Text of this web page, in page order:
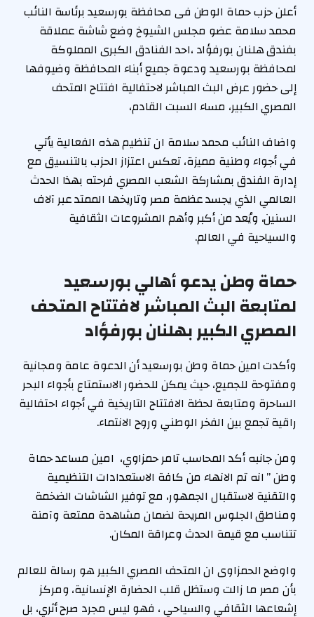
أعلن حزب حماة الوطن فى محافظة بورسعيد برئاسة النائب
محمد سلامة عضو مجلس الشيوخ وضع شاشة عملاقة
بفندق هلنان بورفؤاد ،احد الفنادق الكبرى المملوكة
لمحافظة بورسعيد ودعوة جميع أبناء المحافظة وضيوفها
إلى حضور عرض البث المباشر لاحتفالية افتتاح المتحف
المصري الكبير، مساء السبت القادم،
واضاف النائب محمد سلامة ان تنظيم هذه الفعالية يأتي
في أجواء وطنية مميزة، تعكس اعتزاز الحزب بالتنسيق مع
إدارة الفندق بمشاركة الشعب المصري فرحته بهذا الحدث
العالمي الذي يجسد عظمة مصر وتاريخها الممتد عبر آلاف
السنين، ويُعد من أكبر وأهم المشروعات الثقافية
والسياحية في العالم.
حماة وطن يدعو أهالي بورسعيد
لمتابعة البث المباشر لافتتاح المتحف
المصري الكبير بهلنان بورفؤاد
وأكدت امين حماة وطن بورسعيد أن الدعوة عامة ومجانية
ومفتوحة للجميع، حيث يمكن للحضور الاستمتاع بأجواء البحر
الساحرة ومتابعة لحظة الافتتاح التاريخية في أجواء احتفالية
راقية تجمع بين الفخر الوطني وروح الانتماء.
ومن جانبه أكد المحاسب تامر حمزاوي، امين مساعد حماة
وطن ” انه تم الانهاء من كافة الاستعدادات التنظيمية
والتقنية لاستقبال الجمهور، مع توفير الشاشات الضخمة
ومناطق الجلوس المريحة لضمان مشاهدة ممتعة وآمنة
تتناسب مع قيمة الحدث وعراقة المكان.
واوضح الحمزاوى ان المتحف المصري الكبير هو رسالة للعالم
بأن مصر ما زالت وستظل قلب الحضارة الإنسانية، ومركز
إشعاعها الثقافي والسياحي ، فهو ليس مجرد صرح أثري، بل